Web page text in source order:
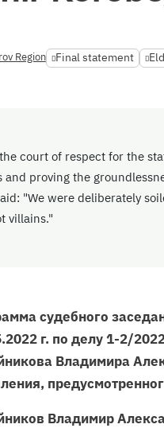
Region Final statement
court of respect for the
and proving the
"We were deliberately
villains."
судебного
г. по делу 1-2/
Владимира
Владимир